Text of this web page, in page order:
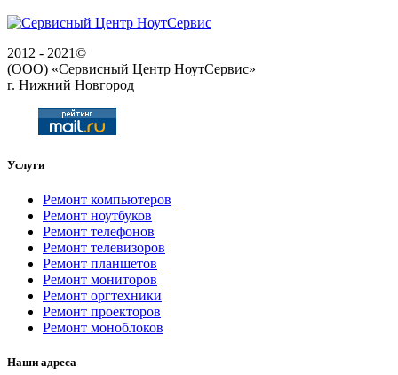
2012 - 2021©
(ООО) «Сервисный Центр НоутСервис»
г. Нижний Новгород
Услуги
Ремонт компьютеров
Ремонт ноутбуков
Ремонт телефонов
Ремонт телевизоров
Ремонт планшетов
Ремонт мониторов
Ремонт оргтехники
Ремонт проекторов
Ремонт моноблоков
Наши адреса